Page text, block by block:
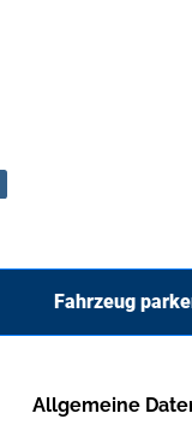
Fahrzeug
Allgemeine